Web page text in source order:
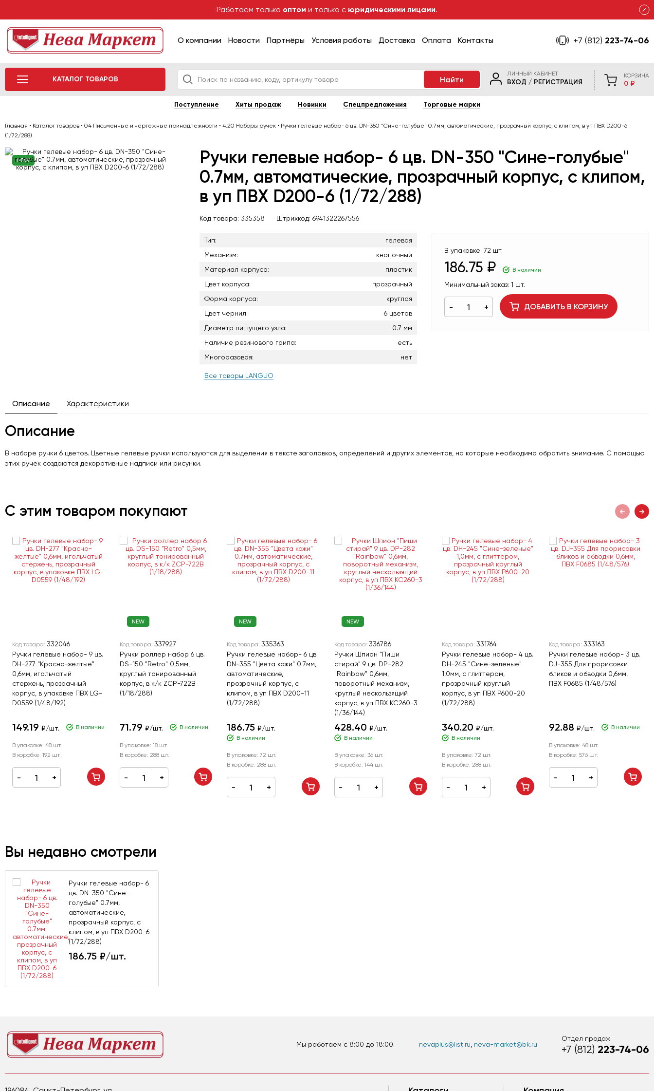
Работаем только оптом и только с юридическими лицами.
О компании Новости Партнёры Условия работы Доставка Оплата Контакты +7 (812) 223-74-06
КАТАЛОГ ТОВАРОВ
ЛИЧНЫЙ КАБИНЕТ
ВХОД / РЕГИСТРАЦИЯ
КОРЗИНА
0 ₽
Поступление Хиты продаж Новинки Спецпредложения Торговые марки
Главная • Каталог товаров • 04 Письменные и чертежные принадлежности • 4.20 Наборы ручек • Ручки гелевые набор- 6 цв. DN-350 "Сине-голубые" 0.7мм, автоматические, прозрачный корпус, с клипом, в уп ПВХ D200-6
(1/72/288)
NEW
Ручки гелевые набор- 6 цв. DN-350 "Сине-голубые"
0.7мм, автоматические, прозрачный корпус, с клипом,
в уп ПВХ D200-6 (1/72/288)
Код товара: 335358 Штрихкод: 6941322267556
В упаковке: 72 шт.
186.75 ₽ В наличии
Минимальный заказ: 1 шт.
ДОБАВИТЬ В КОРЗИНУ
Тип:
гелевая
Механизм:
кнопочный
Материал корпуса:
пластик
Цвет корпуса:
прозрачный
Форма корпуса:
круглая
Цвет чернил:
6 цветов
Диаметр пишущего узла:
0.7 мм
Наличие резинового грипа:
есть
Многоразовая:
нет
Все товары LANGUO
Описание Характеристики
Описание
В наборе ручки 6 цветов. Цветные гелевые ручки используются для выделения в тексте заголовков, определений и других элементов, на которые необходимо обратить внимание. С помощью
этих ручек создаются декоративные надписи или рисунки.
С этим товаром покупают
Код товара: 332046
Ручки гелевые набор- 9 цв.
DH-277 "Красно-желтые"
0,6мм, игольчатый
стержень, прозрачный
корпус, в упаковке ПВХ LG-
D0559 (1/48/192)
149.19 ₽/шт. В наличии
В упаковке: 48 шт.
В коробке: 192 шт.
NEW
Код товара: 337927
Ручки роллер набор 6 цв.
DS-150 "Retro" 0,5мм,
круглый тонированный
корпус, в к/к ZCP-722B
(1/18/288)
71.79 ₽/шт. В наличии
В упаковке: 18 шт.
В коробке: 288 шт.
NEW
Код товара:335363
Ручки гелевые набор- 6 цв.
DN-355 "Цвета кожи" 0.7мм,
автоматические,
прозрачный корпус, с
клипом, в уп ПВХ D200-11
(1/72/288)
186.75₽/шт.
В наличии
В упаковке:72 шт.
В коробке:288 шт.
NEW
Код товара: 336786
Ручки Шпион "Пиши
стирай" 9 цв. DP-282
"Rainbow" 0,6мм,
поворотный механизм,
круглый нескользящий
корпус, в уп ПВХ KC260-3
(1/36/144)
428.40 ₽/шт.
В наличии
В упаковке: 36 шт.
В коробке: 144 шт.
Код товара: 331764
Ручки гелевые набор- 4 цв.
DH-245 "Сине-зеленые"
1,0мм, с глиттером,
прозрачный круглый
корпус, в уп ПВХ P600-20
(1/72/288)
340.20 ₽/шт.
В наличии
В упаковке: 72 шт.
В коробке: 288 шт.
Код товара:333163
Ручки гелевые набор- 3 цв.
DJ-355 Для прорисовки
бликов и обводки 0,6мм,
ПВХ F0685 (1/48/576)
92.88₽/шт. В наличии
В упаковке:48 шт.
В коробке:576 шт.
Вы недавно смотрели
Ручки гелевые набор- 6
цв. DN-350 "Сине-
голубые" 0.7мм,
автоматические,
прозрачный корпус, с
клипом, в уп ПВХ D200-6
(1/72/288)
186.75 ₽/шт.
Отдел продаж
+7 (812) 223-74-06
nevaplus@list.ru neva-market@bk.ru
Мы работаем c 8:00 до 18:00.